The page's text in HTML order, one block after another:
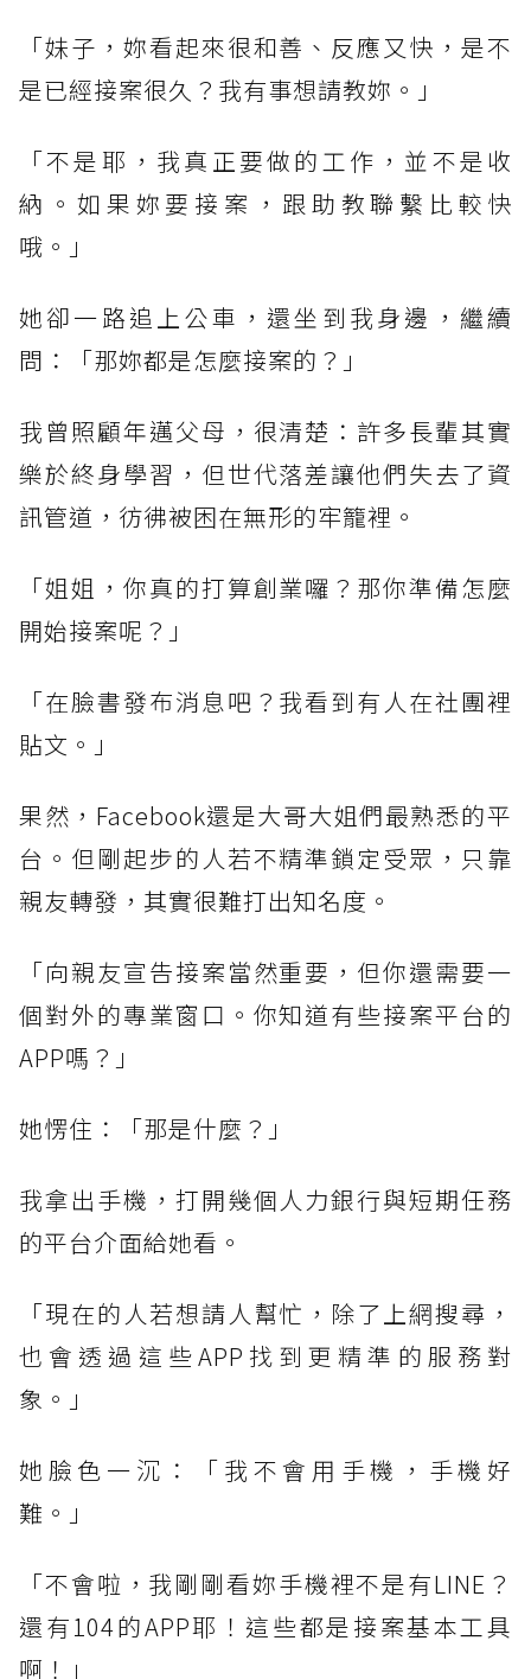
「妹子，妳看起來很和善、反應又快，是不
是已經接案很久？我有事想請教妳。」
「不是耶，我真正要做的工作，並不是收
納。如果妳要接案，跟助教聯繫比較快
哦。」
她卻一路追上公車，還坐到我身邊，繼續
問：「那妳都是怎麼接案的？」
我曾照顧年邁父母，很清楚：許多長輩其實
樂於終身學習，但世代落差讓他們失去了資
訊管道，彷彿被困在無形的牢籠裡。
「姐姐，你真的打算創業囉？那你準備怎麼
開始接案呢？」
「在臉書發布消息吧？我看到有人在社團裡
貼文。」
果然，Facebook還是大哥大姐們最熟悉的平
台。但剛起步的人若不精準鎖定受眾，只靠
親友轉發，其實很難打出知名度。
「向親友宣告接案當然重要，但你還需要一
個對外的專業窗口。你知道有些接案平台的
APP嗎？」
她愣住：「那是什麼？」
我拿出手機，打開幾個人力銀行與短期任務
的平台介面給她看。
「現在的人若想請人幫忙，除了上網搜尋，
也會透過這些APP找到更精準的服務對
象。」
她臉色一沉：「我不會用手機，手機好
難。」
「不會啦，我剛剛看妳手機裡不是有LINE？
還有104的APP耶！這些都是接案基本工具
啊！」